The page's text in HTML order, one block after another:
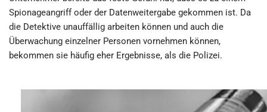
Spionageangriff oder der Datenweitergabe gekommen ist. Da
die Detektive unauffällig arbeiten können und auch die
Überwachung einzelner Personen vornehmen können,
bekommen sie häufig eher Ergebnisse, als die Polizei.